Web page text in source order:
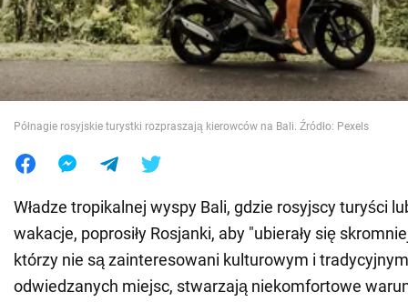
Świat
Jedzenie
Półnagie rosyjskie turystki rozpraszają kierowców na Bali. Źródło: Pexels
Władze tropikalnej wyspy Bali, gdzie rosyjscy turyści
wakacje, poprosiły Rosjanki, aby "ubierały się
którzy nie są zainteresowani kulturowym i
odwiedzanych miejsc, stwarzają niekomfortowe